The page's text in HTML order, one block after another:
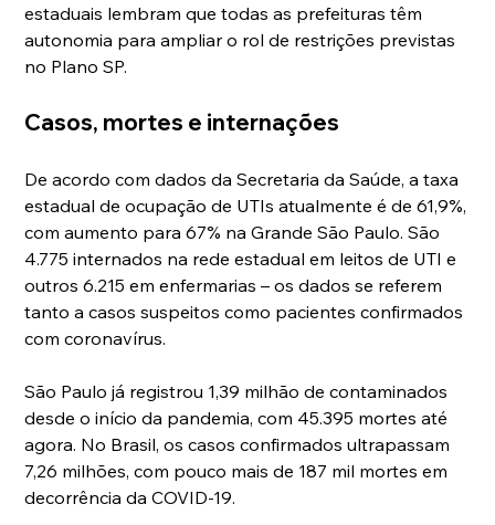
estaduais lembram que todas as prefeituras têm
autonomia para ampliar o rol de restrições previstas
no Plano SP.
Casos, mortes e internações
De acordo com dados da Secretaria da Saúde, a taxa
estadual de ocupação de UTIs atualmente é de 61,9%,
com aumento para 67% na Grande São Paulo. São
4.775 internados na rede estadual em leitos de UTI e
outros 6.215 em enfermarias – os dados se referem
tanto a casos suspeitos como pacientes confirmados
com coronavírus.
São Paulo já registrou 1,39 milhão de contaminados
desde o início da pandemia, com 45.395 mortes até
agora. No Brasil, os casos confirmados ultrapassam
7,26 milhões, com pouco mais de 187 mil mortes em
decorrência da COVID-19.